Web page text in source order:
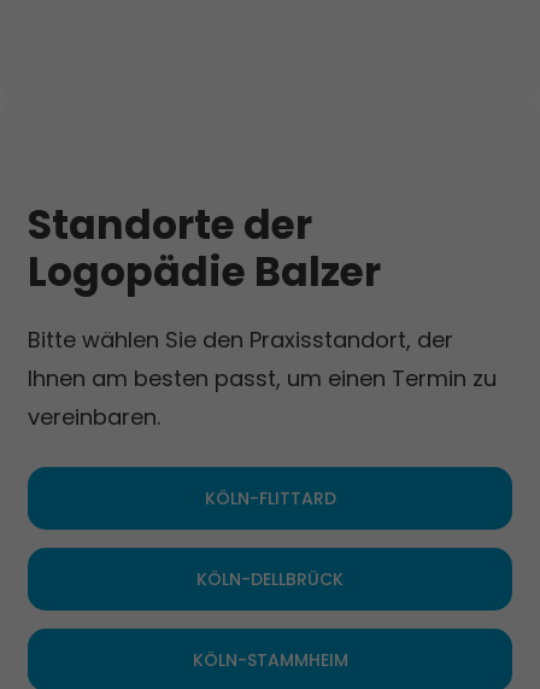
Standorte der
Logopädie Balzer
Bitte wählen Sie den Praxisstandort, der
Ihnen am besten passt, um einen Termin zu
vereinbaren.
KÖLN-FLITTARD
KÖLN-DELLBRÜCK
KÖLN-STAMMHEIM